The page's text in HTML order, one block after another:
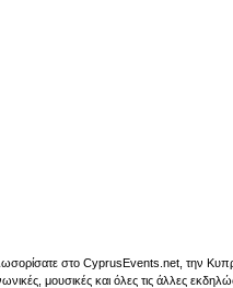
στο CyprusEvents.net, την
μουσικές και όλες τις άλλες